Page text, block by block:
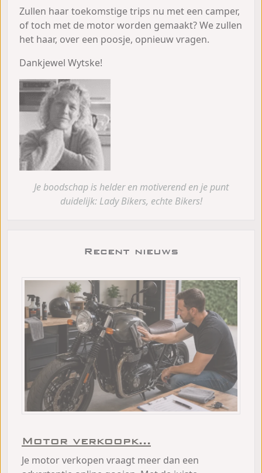
Zullen haar toekomstige trips nu met een camper,
of toch met de motor worden gemaakt? We zullen
het haar, over een poosje, opnieuw vragen.
Dankjewel Wytske!
Je boodschap is helder en motiverend en je punt
duidelijk: Lady Bikers, echte Bikers!
Recent nieuws
Motor verkoopk...
Je motor verkopen vraagt meer dan een